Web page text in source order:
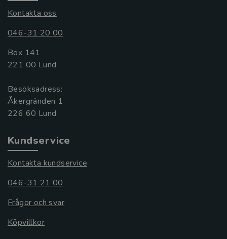
Kontakta oss
046-31 20 00
Box 141
221 00 Lund
Besöksadress:
Åkergränden 1
Kundservice
Kontakta kundservice
046-31 21 00
Frågor och svar
Köpvillkor